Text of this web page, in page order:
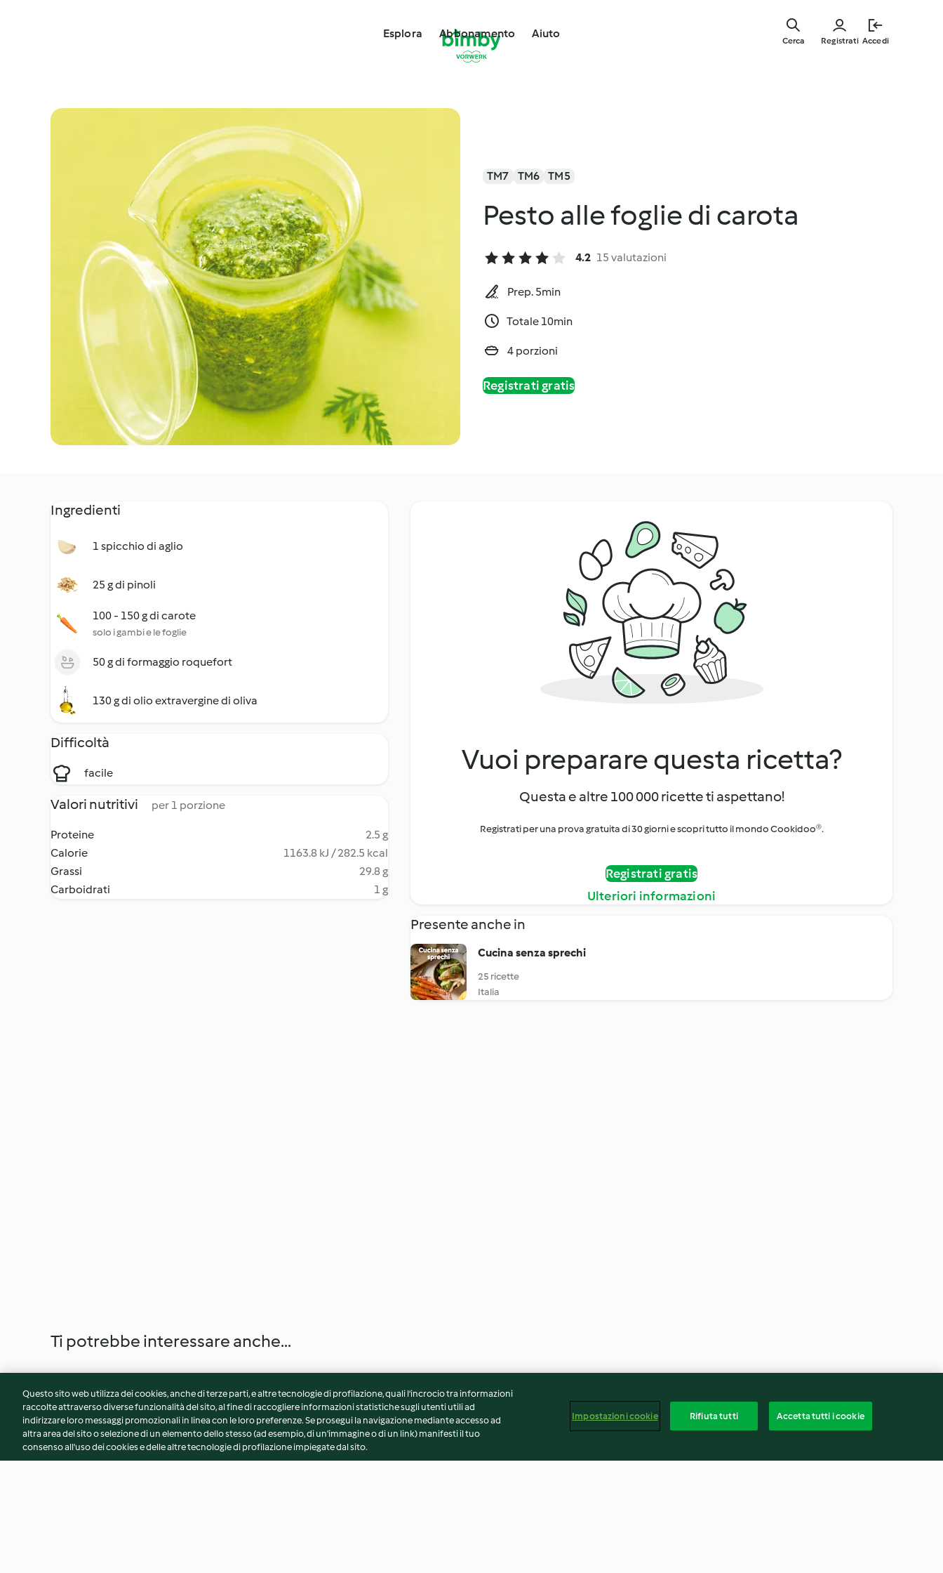
Esplora Abbonamento Aiuto
Registrati Accedi
Cerca
TM7 TM6 TM5
Pesto alle foglie di carota
4.2 15 valutazioni
Prep. 5min
Totale 10min
4 porzioni
Registrati gratis
Ingredienti
1 spicchio di aglio
25 g di pinoli
100 - 150 g di carote
solo i gambi e le foglie
50 g di formaggio roquefort
130 g di olio extravergine di oliva
Difficoltà
facile
Valori nutritivi per 1 porzione
Proteine
2.5 g
Calorie
1163.8 kJ / 282.5 kcal
Grassi
29.8 g
Carboidrati
1 g
Vuoi preparare questa ricetta?
Questa e altre 100 000 ricette ti aspettano!
Registrati per una prova gratuita di 30 giorni e scopri tutto il mondo Cookidoo®.
Registrati gratis
Ulteriori informazioni
Presente anche in
Cucina senza sprechi
25 ricette
Italia
Ti potrebbe interessare anche...
Questo sito web utilizza dei cookies, anche di terze parti, e altre tecnologie di profilazione, quali l’incrocio tra informazioni
raccolte attraverso diverse funzionalità del sito, al fine di raccogliere informazioni statistiche sugli utenti utili ad
indirizzare loro messaggi promozionali in linea con le loro preferenze. Se prosegui la navigazione mediante accesso ad
altra area del sito o selezione di un elemento dello stesso (ad esempio, di un'immagine o di un link) manifesti il tuo
consenso all'uso dei cookies e delle altre tecnologie di profilazione impiegate dal sito.
Impostazioni cookie Rifiuta tutti Accetta tutti i cookie